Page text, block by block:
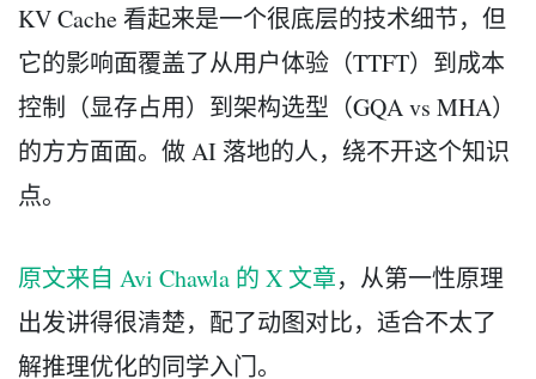
KV Cache 看起来是一个很底层的技术细节，但
它的影响面覆盖了从用户体验（TTFT）到成本
控制（显存占用）到架构选型（GQA vs MHA）
的方方面面。做 AI 落地的人，绕不开这个知识
点。
原文来自 Avi Chawla 的 X 文章，从第一性原理
出发讲得很清楚，配了动图对比，适合不太了
解推理优化的同学入门。